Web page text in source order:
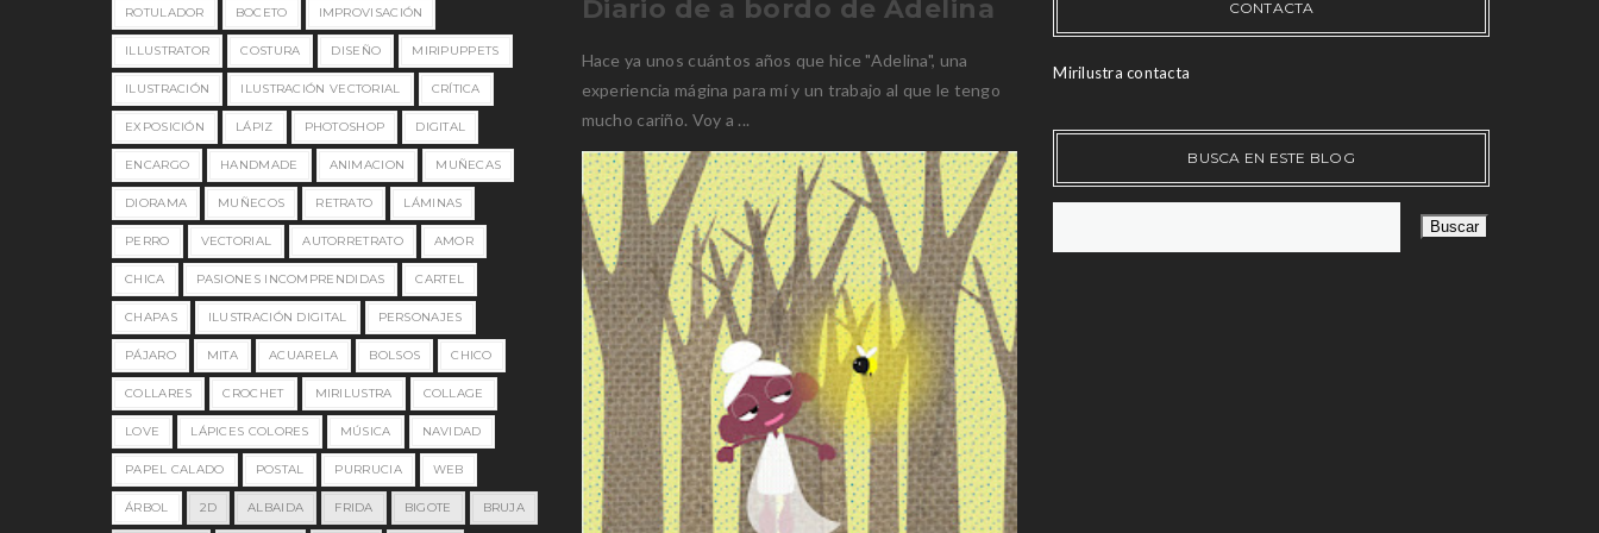
ROTULADOR BOCETO IMPROVISACIÓN
ILLUSTRATOR COSTURA DISEÑO MIRIPUPPETS
ILUSTRACIÓN ILUSTRACIÓN VECTORIAL CRÍTICA
EXPOSICIÓN LÁPIZ PHOTOSHOP DIGITAL
ENCARGO HANDMADE ANIMACION MUÑECAS
DIORAMA MUÑECOS RETRATO LÁMINAS
PERRO VECTORIAL AUTORRETRATO AMOR
CHICA PASIONES INCOMPRENDIDAS CARTEL
CHAPAS ILUSTRACIÓN DIGITAL PERSONAJES
PÁJARO MITA ACUARELA BOLSOS CHICO
COLLARES CROCHET MIRILUSTRA COLLAGE
LOVE LÁPICES COLORES MÚSICA NAVIDAD
PAPEL CALADO POSTAL PURRUCIA WEB
ÁRBOL 2D ALBAIDA FRIDA BIGOTE BRUJA
Diario de a bordo de Adelina
Hace ya unos cuántos años que hice "Adelina", una
experiencia mágina para mí y un trabajo al que le tengo
mucho cariño. Voy a ...
CONTACTA
Mirilustra contacta
BUSCA EN ESTE BLOG